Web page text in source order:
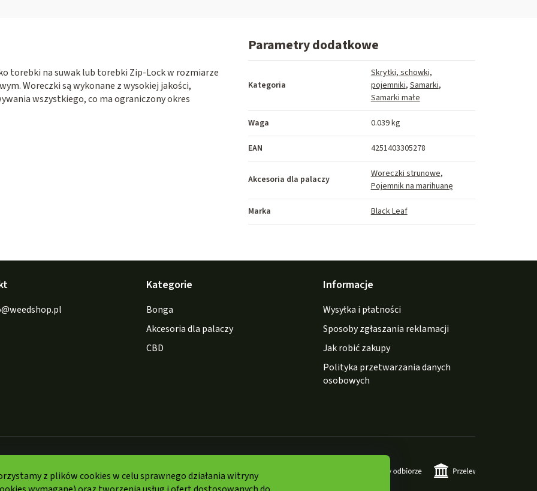
z plików cookies w celu sprawnego działania witryny
torebki na suwak lub torebki Zip-Lock w rozmiarze
Woreczki są wykonane z wysokiej jakości,
wszystkiego, co ma ograniczony okres
Parametry dodatkowe
Kategoria
Skrytki, schowki,
pojemniki,Samarki,
Samarki małe
Waga 0.039 kg
EAN 4251403305278
Akcesoria dla palaczy Woreczki strunowe,
Pojemnik na marihuanę
Marka Black Leaf
@weedshop.pl
Kategorie
Bonga
Akcesoria dla palaczy
CBD
Informacje
Wysyłka i płatności
Sposoby zgłaszania reklamacji
Jak robić zakupy
Polityka przetwarzania danych
osobowych
płatności: